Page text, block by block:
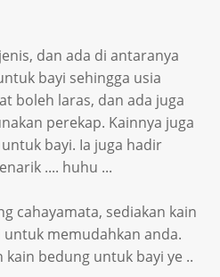
dan ada di antaranya
bayi sehingga usia
boleh laras, dan ada juga
perekap. Kainnya juga
bayi. Ia juga hadir
.... huhu ...
cahayamata, sediakan kain
memudahkan anda.
kain bedung untuk bayi ye ..